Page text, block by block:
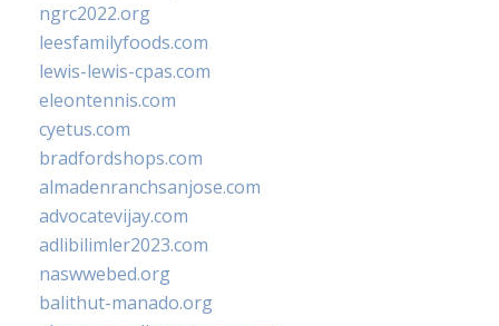
ngrc2022.org
leesfamilyfoods.com
lewis-lewis-cpas.com
eleontennis.com
cyetus.com
bradfordshops.com
almadenranchsanjose.com
advocatevijay.com
adlibilimler2023.com
naswwebed.org
balithut-manado.org